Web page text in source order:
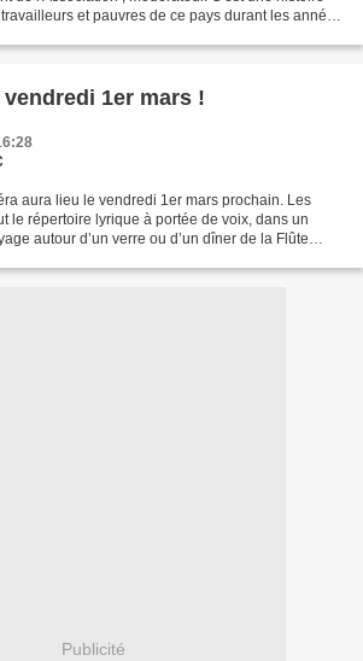
et pauvres de ce pays durant les années
vendredi 1er mars !
aura lieu le vendredi 1er mars prochain. Les
le répertoire lyrique à portée de voix, dans un
autour d’un verre ou d’un dîner de la Flûte
Publicité